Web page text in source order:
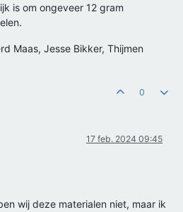
is om ongeveer 12 gram
Maas, Jesse Bikker, Thijmen
0
17 feb. 2024 09:45
wij deze materialen niet, maar ik